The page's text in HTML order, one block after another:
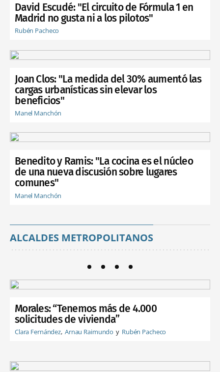
David Escudé: "El circuito de Fórmula 1 en
Madrid no gusta ni a los pilotos"
Rubén Pacheco
Joan Clos: "La medida del 30% aumentó las
cargas urbanísticas sin elevar los
beneficios"
Manel Manchón
Benedito y Ramis: "La cocina es el núcleo
de una nueva discusión sobre lugares
comunes"
Manel Manchón
ALCALDES METROPOLITANOS
Morales: “Tenemos más de 4.000
solicitudes de vivienda”
Clara Fernández Arnau Raimundo Rubén Pacheco